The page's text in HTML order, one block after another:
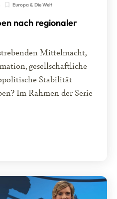
Europa & Die Welt
nach regionaler
Mittelmacht,
gesellschaftliche
Stabilität
Im Rahmen der Serie